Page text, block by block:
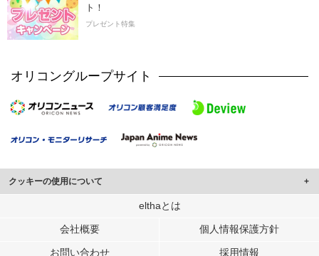
ト！
プレゼント特集
オリコングループサイト
クッキーの使用について
このサイトでは Cookie を使用して、ユーザーに合わせたコンテンツや広告の
行っています。
メディアや広告配信、データ解析の各パートナーに提供しています。
elthaとは
会社概要 個人情報保護方針
お問い合わせ 採用情報